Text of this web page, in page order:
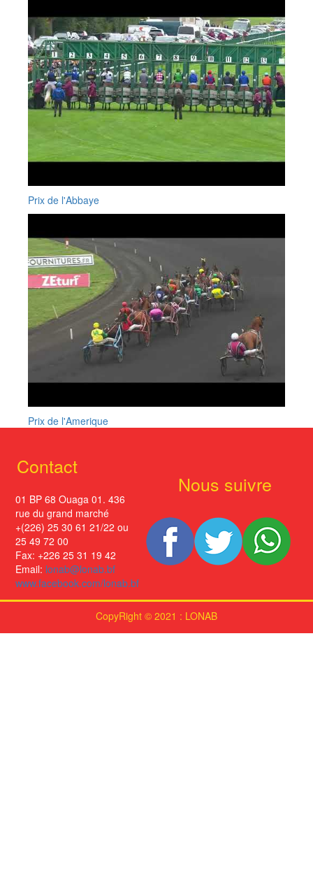
Prix de l'Abbaye
Prix de l'Amerique
Contact
01 BP 68 Ouaga 01. 436
rue du grand marché
+(226) 25 30 61 21/22 ou
25 49 72 00
Fax: +226 25 31 19 42
Email: lonab@lonab.bf
www.facebook.com/lonab.bf
Nous suivre
CopyRight © 2021 : LONAB